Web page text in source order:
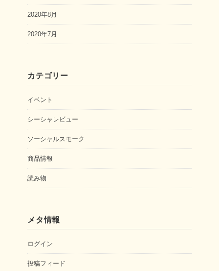
2020年8月
2020年7月
カテゴリー
イベント
シーシャレビュー
ソーシャルスモーク
商品情報
読み物
メタ情報
ログイン
投稿フィード